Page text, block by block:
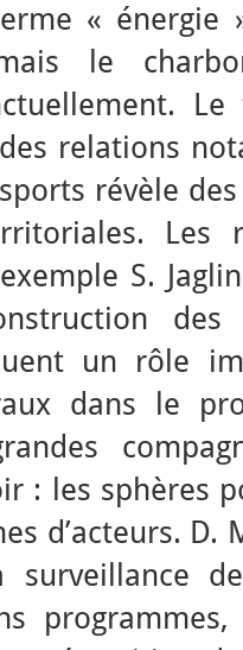
« énergie
le
relations
révèle
Les
S.
des
un rôle
dans le
: les sphères
d’acteurs. D.